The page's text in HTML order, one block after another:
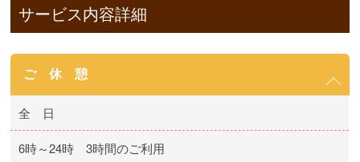
サービス内容詳細
ご 休 憩
全 日
6時～24時 3時間のご利用